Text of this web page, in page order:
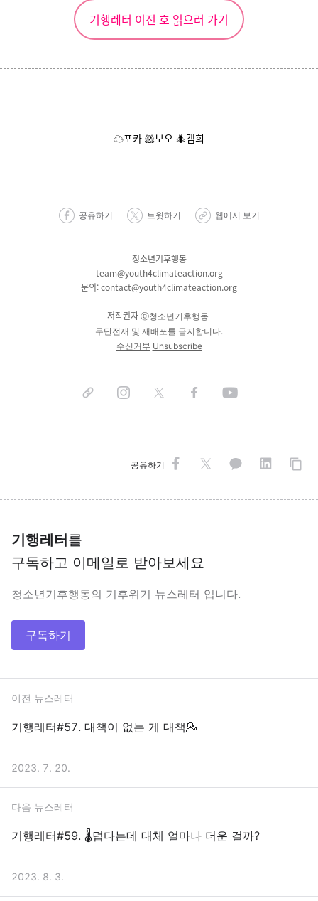
기행레터 이전 호 읽으러 가기
☁️포카 🐹보오 🐜갬희
공유하기 트윗하기 웹에서 보기
청소년기후행동
team@youth4climateaction.org
문의: contact@youth4climateaction.org
저작권자 ⓒ청소년기후행동
무단전재 및 재배포를 금지합니다.
수신거부 Unsubscribe
공유하기
기행레터를
구독하고 이메일로 받아보세요
청소년기후행동의 기후위기 뉴스레터 입니다.
구독하기
이전 뉴스레터
기행레터#57. 대책이 없는 게 대책💁
2023. 7. 20.
다음 뉴스레터
기행레터#59. 🌡️덥다는데 대체 얼마나 더운 걸까?
2023. 8. 3.